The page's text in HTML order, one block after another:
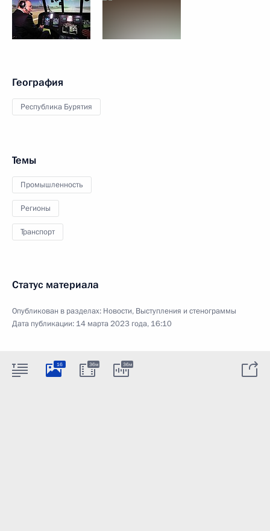
География
Республика Бурятия
Темы
Промышленность
Регионы
Транспорт
Статус материала
Опубликован в разделах: Новости, Выступления и стенограммы
Дата публикации: 14 марта 2023 года, 16:10
16 36м 36м